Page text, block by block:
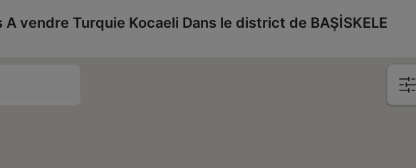
A vendre Turquie Kocaeli Dans le district de BAŞİSKELE